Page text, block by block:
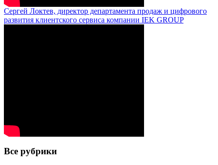
Сергей Локтев, директор департамента продаж и цифрового
развития клиентского сервиса компании IEK GROUP
Все рубрики